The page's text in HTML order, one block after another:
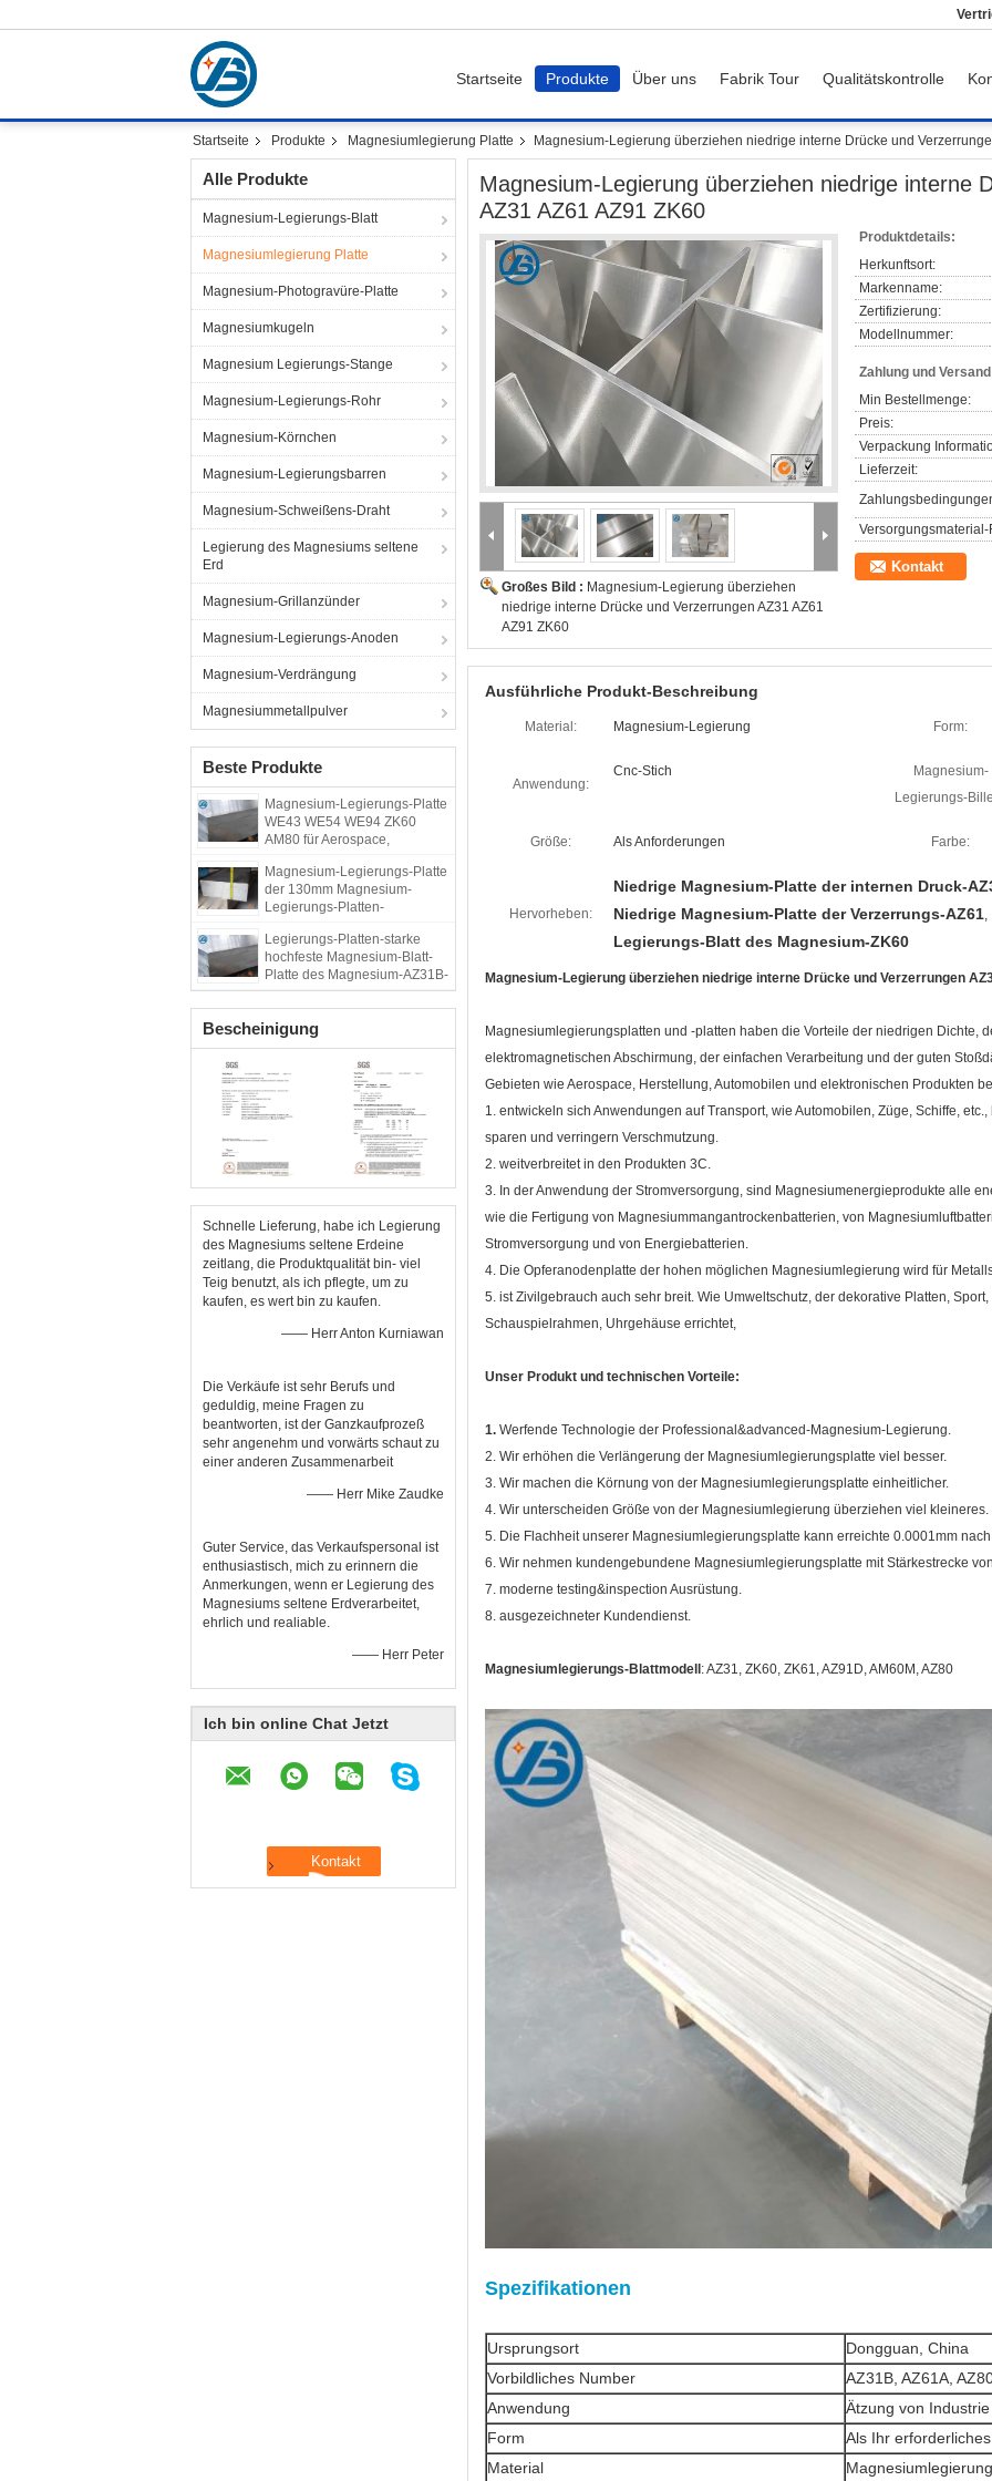
Startseite Produkte Über uns Fabrik Tour Qualitätskontrolle
Startseite Produkte Magnesiumlegierung Platte Magnesium-Legierung überziehen niedrige interne Drücke und
Alle Produkte
Magnesium-Legierungs-Blatt
Magnesiumlegierung Platte
Magnesium-Photogravüre-Platte
Magnesiumkugeln
Magnesium Legierungs-Stange
Magnesium-Legierungs-Rohr
Magnesium-Körnchen
Magnesium-Legierungsbarren
Magnesium-Schweißens-Draht
Legierung des Magnesiums seltene
Erd
Magnesium-Grillanzünder
Magnesium-Legierungs-Anoden
Magnesium-Verdrängung
Magnesiummetallpulver
Beste Produkte
Magnesium-Legierungs-Platte
WE43 WE54 WE94 ZK60
AM80 für Aerospace,
Magnesium-Legierungs-Platte
der 130mm Magnesium-
Legierungs-Platten-
AZ31
Legierungs-Platten-starke
hochfeste Magnesium-Blatt-
Platte des Magnesium-AZ31B-
H24
Bescheinigung
Schnelle Lieferung, habe ich Legierung
des Magnesiums seltene Erdeine
zeitlang, die Produktqualität bin- viel
Teig benutzt, als ich pflegte, um zu
kaufen, es wert bin zu kaufen.
—— Herr Anton Kurniawan
Die Verkäufe ist sehr Berufs und
geduldig, meine Fragen zu
beantworten, ist der Ganzkaufprozeß
sehr angenehm und vorwärts schaut zu
einer anderen Zusammenarbeit
—— Herr Mike Zaudke
Guter Service, das Verkaufspersonal ist
enthusiastisch, mich zu erinnern die
Anmerkungen, wenn er Legierung des
Magnesiums seltene Erdverarbeitet,
ehrlich und realiable.
—— Herr Peter
Ich bin online Chat Jetzt
Magnesium-Legierung überziehen niedrige interne
AZ31 AZ61 AZ91 ZK60
Großes Bild : Magnesium-Legierung überziehen
niedrige interne Drücke und Verzerrungen AZ31 AZ61
AZ91 ZK60
Produktdetails:
Herkunftsort:
Markenname:
Zertifizierung:
Modellnummer:
Zahlung und
Min Bestellmenge:
Preis:
Verpackung
Lieferzeit:
Kontakt
Ausführliche Produkt-Beschreibung
Material: Magnesium-Legierung Form:
Anwendung:
Cnc-Stich
Magnesium-
Legierungs-
Größe: Als Anforderungen Farbe:
Hervorheben:
Niedrige Magnesium-Platte der internen Druck-
Niedrige Magnesium-Platte der Verzerrungs-AZ61,
Legierungs-Blatt des Magnesium-ZK60
Magnesium-Legierung überziehen niedrige interne Drücke und Verzerrungen
Magnesiumlegierungsplatten und -platten haben die Vorteile der niedrigen Dichte,
elektromagnetischen Abschirmung, der einfachen Verarbeitung und der guten
Gebieten wie Aerospace, Herstellung, Automobilen und elektronischen Produkten
1. entwickeln sich Anwendungen auf Transport, wie Automobilen, Züge, Schiffe,
sparen und verringern Verschmutzung.
2. weitverbreitet in den Produkten 3C.
3. In der Anwendung der Stromversorgung, sind Magnesiumenergieprodukte alle
wie die Fertigung von Magnesiummangantrockenbatterien, von
Stromversorgung und von Energiebatterien.
4. Die Opferanodenplatte der hohen möglichen Magnesiumlegierung wird für
5. ist Zivilgebrauch auch sehr breit. Wie Umweltschutz, der dekorative Platten,
Schauspielrahmen, Uhrgehäuse errichtet,
Unser Produkt und technischen Vorteile:
1. Werfende Technologie der Professional&advanced-Magnesium-Legierung.
2. Wir erhöhen die Verlängerung der Magnesiumlegierungsplatte viel besser.
3. Wir machen die Körnung von der Magnesiumlegierungsplatte einheitlicher.
4. Wir unterscheiden Größe von der Magnesiumlegierung überziehen viel kleineres.
5. Die Flachheit unserer Magnesiumlegierungsplatte kann erreichte 0.0001mm
6. Wir nehmen kundengebundene Magnesiumlegierungsplatte mit Stärkestrecke
7. moderne testing&inspection Ausrüstung.
8. ausgezeichneter Kundendienst.
Magnesiumlegierungs-Blattmodell : AZ31, ZK60, ZK61, AZ91D, AM60M, AZ80
Spezifikationen
Ursprungsort
Dongguan, China
Vorbildliches Number
AZ31B, AZ61A,
Anwendung
Ätzung von Industrie
Form
Als Ihr erforderliches
Material
Magnesiumlegierung